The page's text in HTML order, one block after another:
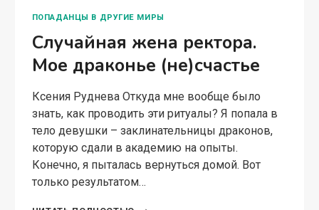
ПОПАДАНЦЫ В ДРУГИЕ МИРЫ
Случайная жена ректора.
Мое драконье (не)счастье
Ксения Руднева Откуда мне вообще было
знать, как проводить эти ритуалы? Я попала в
тело девушки – заклинательницы драконов,
которую сдали в академию на опыты.
Конечно, я пыталась вернуться домой. Вот
только результатом…